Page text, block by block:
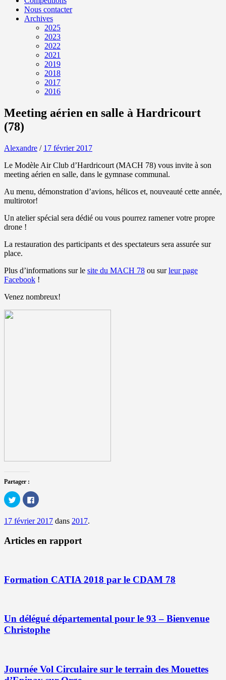
Nous contacter
Archives
2025
2023
2022
2021
2019
2018
2017
2016
Meeting aérien en salle à Hardricourt
(78)
Alexandre / 17 février 2017
Le Modèle Air Club d’Hardricourt (MACH 78) vous invite à son
meeting aérien en salle, dans le gymnase communal.
Au menu, démonstration d’avions, hélicos et, nouveauté cette année,
multirotor!
Un atelier spécial sera dédié ou vous pourrez ramener votre propre
drone !
La restauration des participants et des spectateurs sera assurée sur
place.
Plus d’informations sur le site du MACH 78 ou surleur page
Facebook !
Venez nombreux!
Partager :
Cliquez
pour
partager
sur
Twitter(ouvre
nouvelle
fenêtre)
Cliquez
pour
Facebook(ouvre
nouvelle
fenêtre)
17 février 2017 dans 2017.
Articles en rapport
Formation CATIA 2018 par le CDAM 78
Un délégué départemental pour le 93 – Bienvenue
Christophe
Journée Vol Circulaire sur le terrain des Mouettes